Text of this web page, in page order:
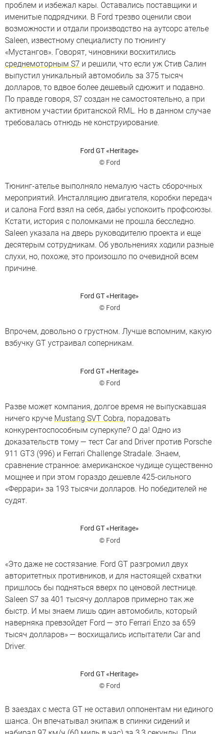
проблем и избежал кары. Оставались поставщики и
именитые подрядчики. В Ford трезво оценили свои
возможности и отдали производство на аутсорс ателье
Saleen, известному специалисту по тюнингу
«Мустангов». Говорят, чиновники восхитились
среднемоторным S7 и решили, что если уж Стив Салин
выпустил уникальный автомобиль за 375 тысяч
долларов, то вдвое более дешевый сдюжит и подавно.
По правде говоря, S7 создан не самостоятельно, а при
активном участии британской RML. Но в данном случае
требовалась отнюдь не конструирование.
Ford GT «Heritage»
© Ford
Тюнинг-ателье выполняло немалую часть сборочных
мероприятий. Инсталляцию двигателя, коробки передач
и салона Ford взял на себя, дабы успокоить профсоюзы.
Кстати, история с поломками не прошла бесследно.
Saleen указала на дверь руководителю проекта и еще
десятерым сотрудникам. Об увольнениях ходили разные
слухи, но, похоже, это произошло по очевидной всем
причине.
Ford GT «Heritage»
© Ford
Впрочем, довольно о грустном. Лучше вспомним, какую
взбучку GT устраивал соперникам.
Ford GT «Heritage»
© Ford
Разве может компания, долгое время не выпускавшая
ничего круче Mustang SVT Cobra, порадовать
конкурентоспособным суперкупе? О да! Одно из
доказательств тому — тест Car and Driver против Porsche
911 GT3 (996) и Ferrari Challenge Stradale. Знаем,
сравнение странное: американское чудище существенно
мощнее и при этом гораздо дешевле 425-сильного
«Феррари» за 193 тысячи долларов. Но победителей не
судят.
Ford GT «Heritage»
© Ford
«Это даже не состязание. Ford GT разгромил двух
авторитетных противников, и для настоящей схватки
пришлось бы подняться вверх по ценовой лестнице.
Saleen S7 за 401 тысячу долларов примерно так же
быстр. И мы знаем лишь один автомобиль, который
наверняка превзойдет Ford — это Ferrari Enzo за 659
тысяч долларов» — восхищались испытатели Car and
Driver.
Ford GT «Heritage»
© Ford
В заездах с места GT не оставил оппонентам ни единого
шанса. Он впечатывал экипаж в спинки сидений и